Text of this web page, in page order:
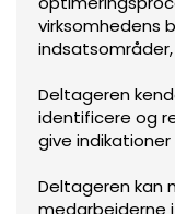
virksomhedens
Deltageren
identificere og
give
Deltageren kan
medarbejderne